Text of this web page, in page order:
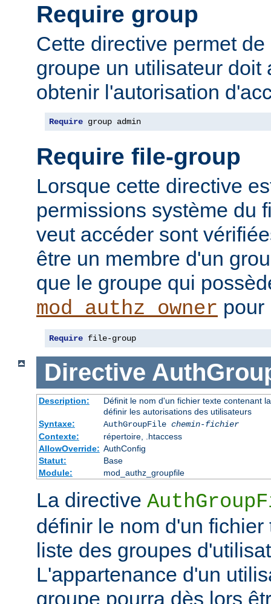
Require group
Cette directive permet
groupe un utilisateur doit
obtenir l'autorisation
Require group admin
Require file-group
Lorsque cette directive
permissions système du
veut accéder sont
être un membre d'un
que le groupe qui
mod_authz_owner pour
Require file-group
Directive
Description:
Définit le nom d'un fichier texte contenant
définir les autorisations des utilisateurs
Syntaxe:
AuthGroupFile chemin-fichier
Contexte:
répertoire, .htaccess
AllowOverride: AuthConfig
Statut:
Base
Module:
mod_authz_groupfile
La directive
définir le nom d'un
liste des groupes
L'appartenance d'un
groupe pourra dès lors